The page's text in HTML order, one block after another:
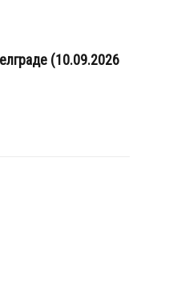
(10.09.2026